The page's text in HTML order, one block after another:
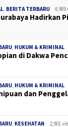
, BERITA TERBARU 4,989
Hadirkan
, HUKUM & KRIMINAL
di Dakwa
, HUKUM & KRIMINAL
dan
, KESEHATAN 2,901